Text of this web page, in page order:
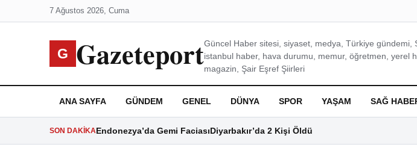
7 Ağustos 2026, Cuma
G GazeteportGüncel Haber sitesi, siyaset, medya, Türkiye
istanbul haber, hava durumu, memur, öğretmen, yerel
magazin, Şair Eşref Şiirleri
ANA SAYFA GÜNDEM GENEL DÜNYA SPOR YAŞAM SAĞ
SON DAKIKAEndonezya’da Gemi FaciasıDiyarbakır’da 2 Kişi Öldü